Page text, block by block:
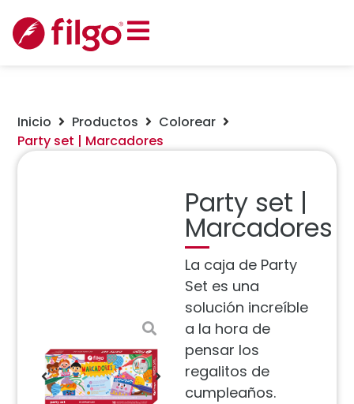
Inicio Productos
Colorear
Party set | Marcadores
Party set |
Marcadores
La caja de Party
Set es una
solución increíble
a la hora de
pensar los
regalitos de
cumpleaños.